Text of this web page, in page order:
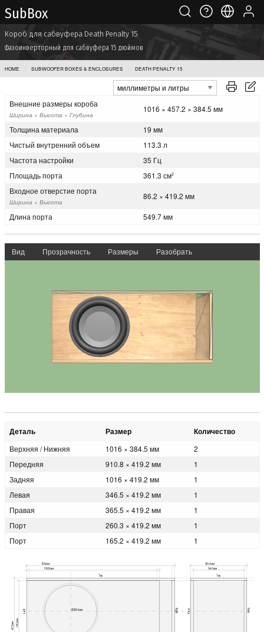
Sub Box
Короб для сабвуфера Death Penalty 15
Фазоинверторный для сабвуфера 15 дюймов
HOME SUBWOOFER BOXES & ENCLOSURES DEATH PENALTY 15
Внешние размеры короба
Ширина × Высота × Глубина
1016 × 457.2 × 384.5 мм
Толщина материала
19 мм
Чистый внутренний объем
113.3 л
Частота настройки
35 Гц
Площадь порта
361.3 см2
Входное отверстие порта
Ширина × Высота
86.2 × 419.2 мм
Длина порта 549.7 мм
Вид Прозрачность Размеры Разобрать
Деталь Размер Количество
Верхняя / Нижняя 1016 × 384.5 мм
2
Передняя
910.8 × 419.2 мм
1
Задняя
1016 × 419.2 мм
1
Левая
346.5 × 419.2 мм
1
Правая
365.5 × 419.2 мм
1
Порт
260.3 × 419.2 мм
1
Порт
165.2 × 419.2 мм 1
Ø358.6мм
1016мм
910.8мм
384.5мм
346.5мм
457.2мм 419.2мм
Top Top
Left Right Rear Front